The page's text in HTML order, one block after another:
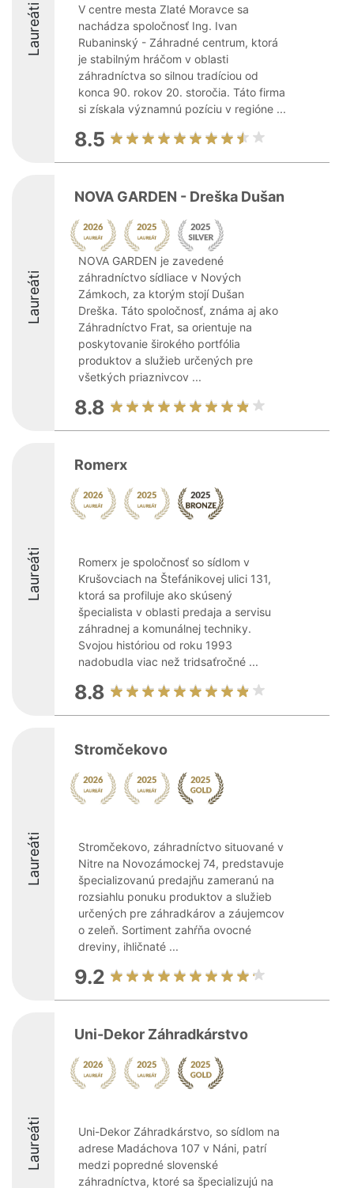
Laureáti
V centre mesta Zlaté Moravce sa
nachádza spoločnosť Ing. Ivan
Rubaninský - Záhradné centrum, ktorá
je stabilným hráčom v oblasti
záhradníctva so silnou tradíciou od
konca 90. rokov 20. storočia. Táto firma
si získala významnú pozíciu v regióne ...
8.5
Laureáti
NOVA GARDEN - Dreška Dušan
NOVA GARDEN je zavedené
záhradníctvo sídliace v Nových
Zámkoch, za ktorým stojí Dušan
Dreška. Táto spoločnosť, známa aj ako
Záhradníctvo Frat, sa orientuje na
poskytovanie širokého portfólia
produktov a služieb určených pre
všetkých priaznivcov ...
8.8
Laureáti
Romerx
Romerx je spoločnosť so sídlom v
Krušovciach na Štefánikovej ulici 131,
ktorá sa profiluje ako skúsený
špecialista v oblasti predaja a servisu
záhradnej a komunálnej techniky.
Svojou históriou od roku 1993
nadobudla viac než tridsaťročné ...
8.8
Laureáti
Stromčekovo
Stromčekovo, záhradníctvo situované v
Nitre na Novozámockej 74, predstavuje
špecializovanú predajňu zameranú na
rozsiahlu ponuku produktov a služieb
určených pre záhradkárov a záujemcov
o zeleň. Sortiment zahŕňa ovocné
dreviny, ihličnaté ...
9.2
Laureáti
Uni-Dekor Záhradkárstvo
Uni-Dekor Záhradkárstvo, so sídlom na
adrese Madáchova 107 v Náni, patrí
medzi popredné slovenské
záhradníctva, ktoré sa špecializujú na